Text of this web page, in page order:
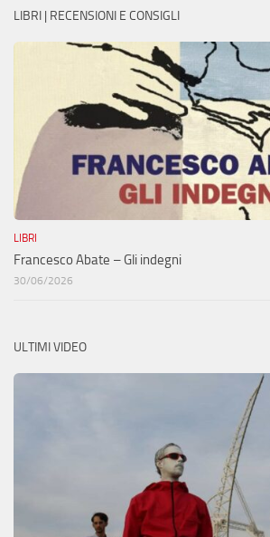
LIBRI | RECENSIONI E CONSIGLI
LIBRI
Francesco Abate – Gli indegni
30/06/2026
ULTIMI VIDEO